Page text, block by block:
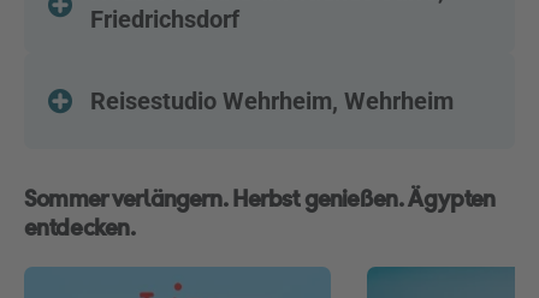
Friedrichsdorf
Reisestudio Wehrheim, Wehrheim
Sommer verlängern. Herbst genießen. Ägypten
entdecken.